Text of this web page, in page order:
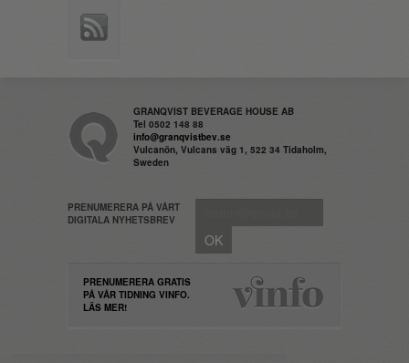
GRANQVIST BEVERAGE HOUSE AB
Tel 0502 148 88
info@granqvistbev.se
Vulcanön, Vulcans väg 1, 522 34 Tidaholm,
Sweden
PRENUMERERA PÅ VÅRT
DIGITALA NYHETSBREV
PRENUMERERA GRATIS
PÅ VÅR TIDNING VINFO.
LÄS MER!